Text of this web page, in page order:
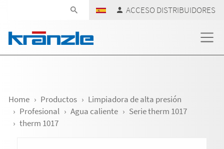
ACCESO DISTRIBUIDORES
Home Productos
Limpiadora de alta presión
Profesional
Agua caliente
Serie therm 1017
therm 1017